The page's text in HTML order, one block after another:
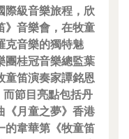
際級音樂旅程，欣
》音樂會，在牧童
克音樂的獨特魅
團桂冠音樂總監葉
童笛演奏家譚銘恩
節目亮點包括丹
《月童之夢》香港
的韋華第《牧童笛